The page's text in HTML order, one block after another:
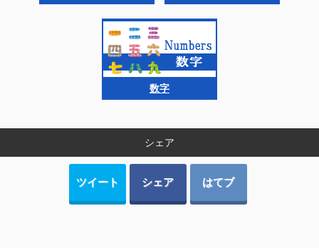
数字
シェア
ツイート シェア はてブ